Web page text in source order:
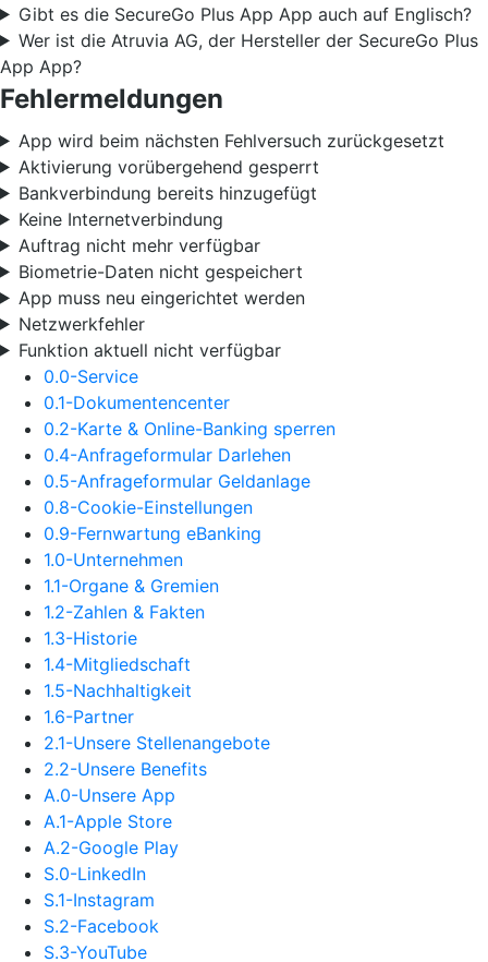
Gibt es die SecureGo Plus App App auch auf Englisch?
Wer ist die Atruvia AG, der Hersteller der SecureGo Plus
App App?
Fehlermeldungen
App wird beim nächsten Fehlversuch zurückgesetzt
Aktivierung vorübergehend gesperrt
Bankverbindung bereits hinzugefügt
Keine Internetverbindung
Auftrag nicht mehr verfügbar
Biometrie-Daten nicht gespeichert
App muss neu eingerichtet werden
Netzwerkfehler
Funktion aktuell nicht verfügbar
0.0-Service
0.1-Dokumentencenter
0.2-Karte & Online-Banking sperren
0.4-Anfrageformular Darlehen
0.5-Anfrageformular Geldanlage
0.8-Cookie-Einstellungen
0.9-Fernwartung eBanking
1.0-Unternehmen
1.1-Organe & Gremien
1.2-Zahlen & Fakten
1.3-Historie
1.4-Mitgliedschaft
1.5-Nachhaltigkeit
1.6-Partner
2.1-Unsere Stellenangebote
2.2-Unsere Benefits
A.0-Unsere App
A.1-Apple Store
A.2-Google Play
S.0-LinkedIn
S.1-Instagram
S.2-Facebook
S.3-YouTube